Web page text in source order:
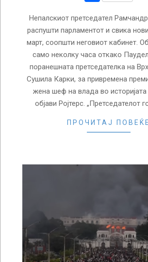
Непалскиот претседател
распушти парламентот и свика
март, соопшти неговиот кабинет.
само неколку часа откако
поранешната претседателка на
Сушила Карки, за привремена
жена шеф на влада во историјата
објави Ројтерс. „Претседателот
ПРОЧИТАЈ ПОВЕЌЕ